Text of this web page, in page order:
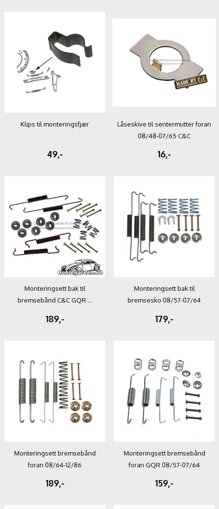
Klips til monteringsfjær
49,-
Låseskive til sentermutter foran
08/48-07/65 C&C
16,-
Monteringsett bak til
bremsebånd C&C GQR ...
189,-
Monteringsett bak til
bremsesko 08/57-07/64
179,-
Monteringsett bremsebånd
foran 08/64-12/86
189,-
Monteringsett bremsebånd
foran GQR 08/57-07/64
159,-